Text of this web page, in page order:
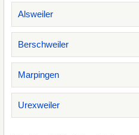
Alsweiler
Berschweiler
Marpingen
Urexweiler